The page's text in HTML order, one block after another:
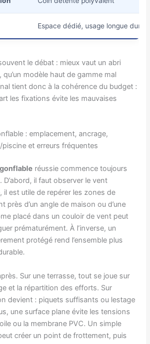
Espace dédié, usage longue durée
le débat : mieux vaut un abri
modèle haut de gamme mal
tient donc à la cohérence du budget :
les fixations évite les mauvaises
: emplacement, ancrage,
et erreurs fréquentes
réussie commence toujours
D’abord, il faut observer le vent
il est utile de repérer les zones de
près d’un angle de maison ou d’une
placé dans un couloir de vent peut
prématurément. À l’inverse, un
protégé rend l’ensemble plus
Sur une terrasse, tout se joue sur
et la répartition des efforts. Sur
devient : piquets suffisants ou lestage
une surface plane évite les tensions
ou la membrane PVC. Un simple
créer un point de frottement, puis